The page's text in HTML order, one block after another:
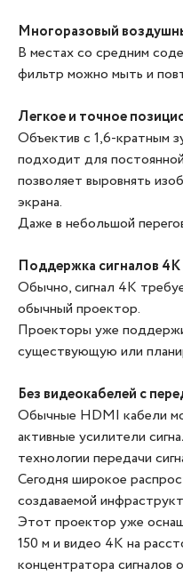
Многоразовый
В местах со средним
фильтр можно мыть и
Легкое и точное
Объектив с 1,6-кратным
подходит для
позволяет выровнять
экрана.
Даже в небольшой
Поддержка сигналов 4K
Обычно, сигнал 4K
обычный проектор.
Проекторы уже
существующую или
Без видеокабелей с
Обычные HDMI кабели
активные усилители
технологии передачи
Сегодня широкое
создаваемой
Этот проектор уже
150 м и видео 4K на
концентратора сигналов